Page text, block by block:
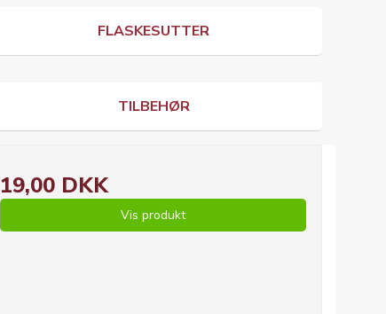
FLASKESUTTER
TILBEHØR
19,00 DKK
Vis produkt